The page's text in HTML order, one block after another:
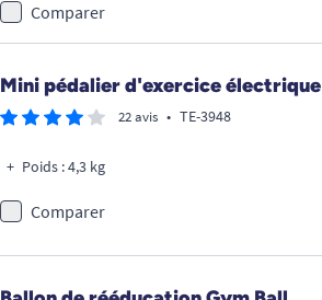
Comparer
Mini pédalier d'exercice électrique
22 avis • TE-3948
Poids : 4,3 kg
Comparer